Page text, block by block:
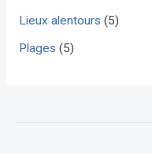
Lieux alentours (5)
Plages (5)